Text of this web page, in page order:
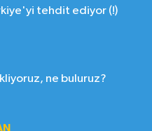
tehdit ediyor (!)
ne buluruz?